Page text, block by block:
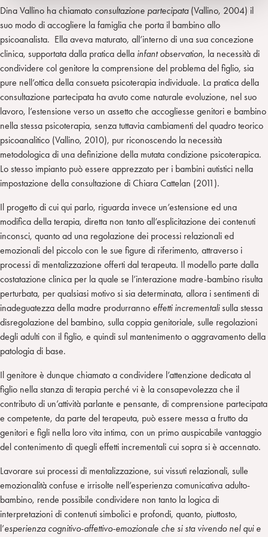
Dina Vallino ha chiamato consultazione partecipata (Vallino, 2004) il
suo modo di accogliere la famiglia che porta il bambino allo
psicoanalista. Ella aveva maturato, all’interno di una sua concezione
clinica, supportata dalla pratica della infant observation, la necessità di
condividere col genitore la comprensione del problema del figlio, sia
pure nell’ottica della consueta psicoterapia individuale. La pratica della
consultazione partecipata ha avuto come naturale evoluzione, nel suo
lavoro, l’estensione verso un assetto che accogliesse genitori e bambino
nella stessa psicoterapia, senza tuttavia cambiamenti del quadro teorico
psicoanalitico (Vallino, 2010), pur riconoscendo la necessità
metodologica di una definizione della mutata condizione psicoterapica.
Lo stesso impianto può essere apprezzato per i bambini autistici nella
impostazione della consultazione di Chiara Cattelan (2011).
Il progetto di cui qui parlo, riguarda invece un’estensione ed una
modifica della terapia, diretta non tanto all’esplicitazione dei contenuti
inconsci, quanto ad una regolazione dei processi relazionali ed
emozionali del piccolo con le sue figure di riferimento, attraverso i
processi di mentalizzazione offerti dal terapeuta. Il modello parte dalla
costatazione clinica per la quale se l’interazione madre-bambino risulta
perturbata, per qualsiasi motivo si sia determinata, allora i sentimenti di
inadeguatezza della madre produrranno effetti incrementalisulla stessa
disregolazione del bambino, sulla coppia genitoriale, sulle regolazioni
degli adulti con il figlio, e quindi sul mantenimento o aggravamento della
patologia di base.
Il genitore è dunque chiamato a condividere l’attenzione dedicata al
figlio nella stanza di terapia perché vi è la consapevolezza che il
contributo di un’attività parlante e pensante, di comprensione partecipata
e competente, da parte del terapeuta, può essere messa a frutto da
genitori e figli nella loro vita intima, con un primo auspicabile vantaggio
del contenimento di quegli effetti incrementali cui sopra si è accennato.
Lavorare sui processi di mentalizzazione, sui vissuti relazionali, sulle
emozionalità confuse e irrisolte nell’esperienza comunicativa adulto-
bambino, rende possibile condividere non tanto la logica di
interpretazioni di contenuti simbolici e profondi, quanto, piuttosto,
l’esperienza cognitivo-affettivo-emozionale che si sta vivendo nel qui e